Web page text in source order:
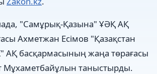
"Самұрық-Қазына" ҰӘҚ АҚ
Ахметжан Есімов "Қазақстан
АҚ басқармасының жаңа төрағасы
Мұхаметбайұлын таныстырды.